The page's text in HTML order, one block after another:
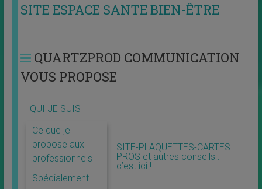
SITE ESPACE SANTE BIEN-ÊTRE
QUARTZPROD COMMUNICATION
VOUS PROPOSE
QUI JE SUIS
Ce que je
propose aux
professionnels
Spécialement
SITE-PLAQUETTES-CARTES
PROS et autres conseils :
c’est ici !